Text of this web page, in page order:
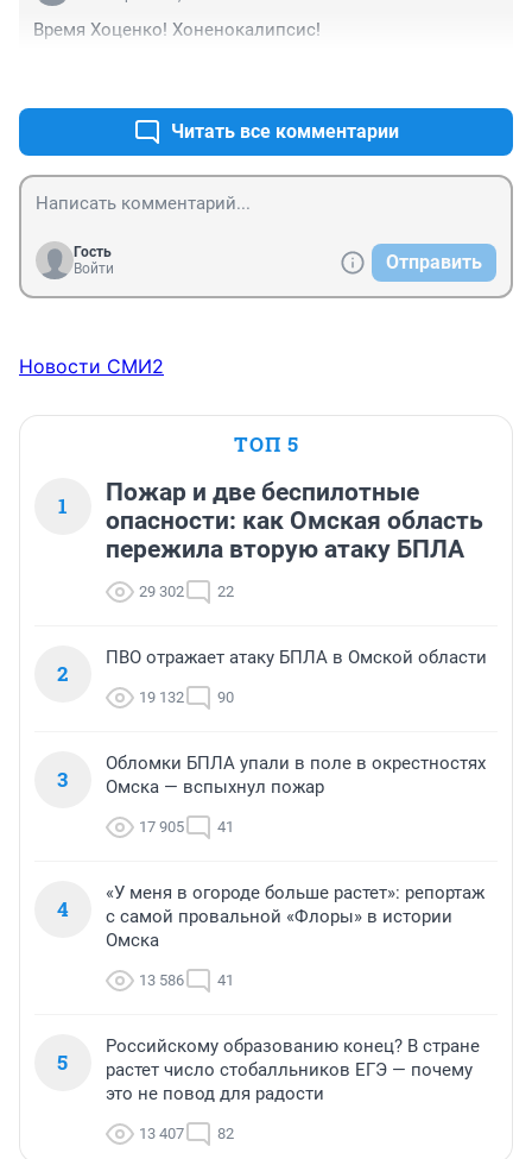
Время Хоценко! Хоненокалипсис!
Читать все комментарии
Гость
Войти
Отправить
Новости СМИ2
ТОП 5
1
Пожар и две беспилотные
опасности: как Омская область
пережила вторую атаку БПЛА
29 302 22
2
ПВО отражает атаку БПЛА в Омской области
19 132 90
3
Обломки БПЛА упали в поле в окрестностях
Омска — вспыхнул пожар
17 905 41
4
«У меня в огороде больше растет»: репортаж
с самой провальной «Флоры» в истории
Омска
13 586 41
5
Российскому образованию конец? В стране
растет число стобалльников ЕГЭ — почему
это не повод для радости
13 407 82